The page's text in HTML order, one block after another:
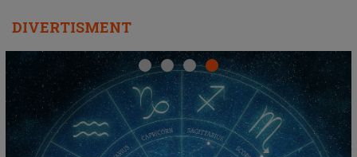
DIVERTISMENT